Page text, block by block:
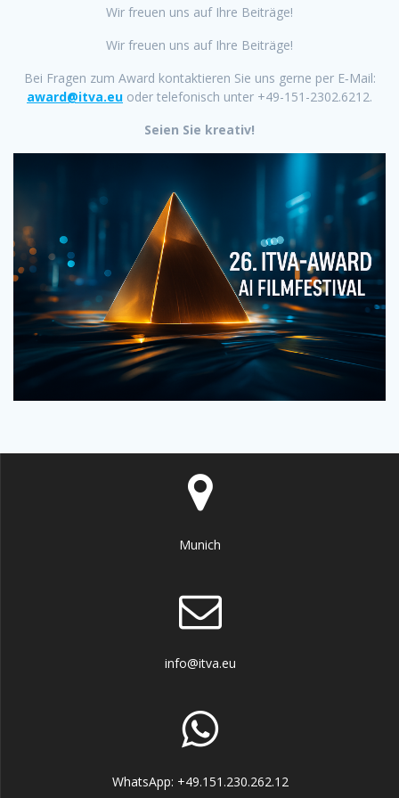
Wir freuen uns auf Ihre Beiträge!
Wir freuen uns auf Ihre Beiträge!
Bei Fragen zum Award kontaktieren Sie uns gerne per E‐Mail:
award@itva.eu oder telefonisch unter +49-151-2302.6212.
Seien Sie kreativ!
Munich
info@itva.eu
WhatsApp: +49.151.230.262.12